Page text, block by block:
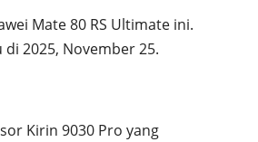
Mate 80 RS Ultimate ini.
2025, November 25.
Kirin 9030 Pro yang